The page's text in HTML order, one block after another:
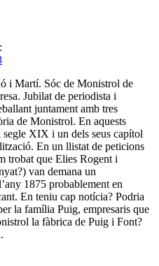
i Martí. Sóc de Monistrol de
Jubilat de periodista i
juntament amb tres
de Monistrol. En aquests
segle XIX i un dels seus capítol
En un llistat de peticions
trobat que Elies Rogent i
van demana un
1875 probablement en
En teniu cap notícia? Podria
la família Puig, empresaris que
la fàbrica de Puig i Font?